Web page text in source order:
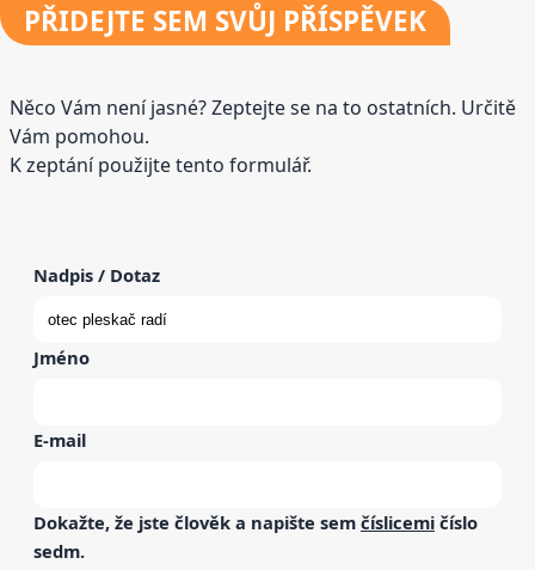
PŘIDEJTE SEM SVŮJ PŘÍSPĚVEK
Něco Vám není jasné? Zeptejte se na to ostatních. Určitě
Vám pomohou.
K zeptání použijte tento formulář.
Nadpis / Dotaz
Jméno
E-mail
Dokažte, že jste člověk a napište sem číslicemi číslo
sedm.